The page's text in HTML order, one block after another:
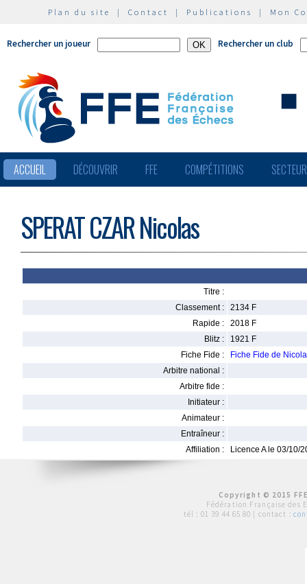
Plan du site | Contact | Publications | Mon
Rechercher un joueur Rechercher un club
ACCUEIL DÉCOUVRIR FFE COMPÉTITIONS
SPERAT CZAR Nicolas
Titre :
Classement :
2134 F
Rapide :
2018 F
Blitz :
1921 F
Fiche Fide :
Fiche Fide de
Arbitre national :
Arbitre fide :
Initiateur :
Animateur :
Entraîneur :
Affiliation :
Licence A le 03/10/
Copyright © 2015
Fédération Française des
tél : 01 39 44 65 80 | contact :